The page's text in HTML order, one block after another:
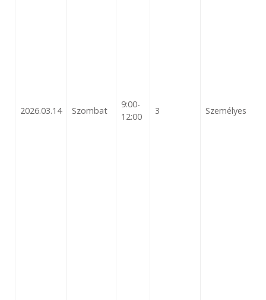
2026.03.14 Szombat
9:00-
12:00
3 Személyes